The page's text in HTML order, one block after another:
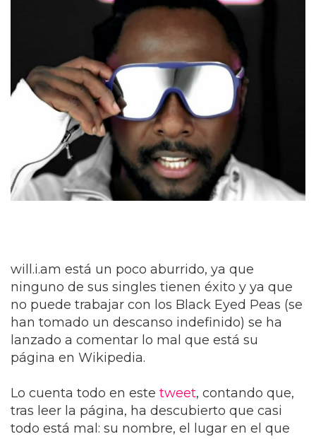
will.i.am está un poco aburrido, ya que
ninguno de sus singles tienen éxito y ya que
no puede trabajar con los Black Eyed Peas (se
han tomado un descanso indefinido) se ha
lanzado a comentar lo mal que está su
página en Wikipedia.
Lo cuenta todo en este tweet, contando que,
tras leer la página, ha descubierto que casi
todo está mal: su nombre, el lugar en el que